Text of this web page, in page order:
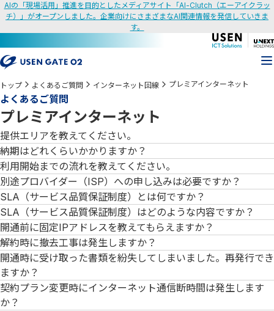
AIの「現場活用」推進を目的としたメディアサイト「AI-Clutch（エーアイクラッ
チ）」がオープンしました。企業向けにさまざまなAI関連情報を発信していきま
す。
トップ よくあるご質問 インターネット回線 プレミアインターネット
よくあるご質問
プレミアインターネット
提供エリアを教えてください。
納期はどれくらいかかりますか？
利用開始までの流れを教えてください。
別途プロバイダー（ISP）への申し込みは必要ですか？
SLA（サービス品質保証制度）とは何ですか？
SLA（サービス品質保証制度）はどのような内容ですか？
開通前に固定IPアドレスを教えてもらえますか？
解約時に撤去工事は発生しますか？
開通時に受け取った書類を紛失してしまいました。再発行でき
ますか？
契約プラン変更時にインターネット通信断時間は発生します
か？